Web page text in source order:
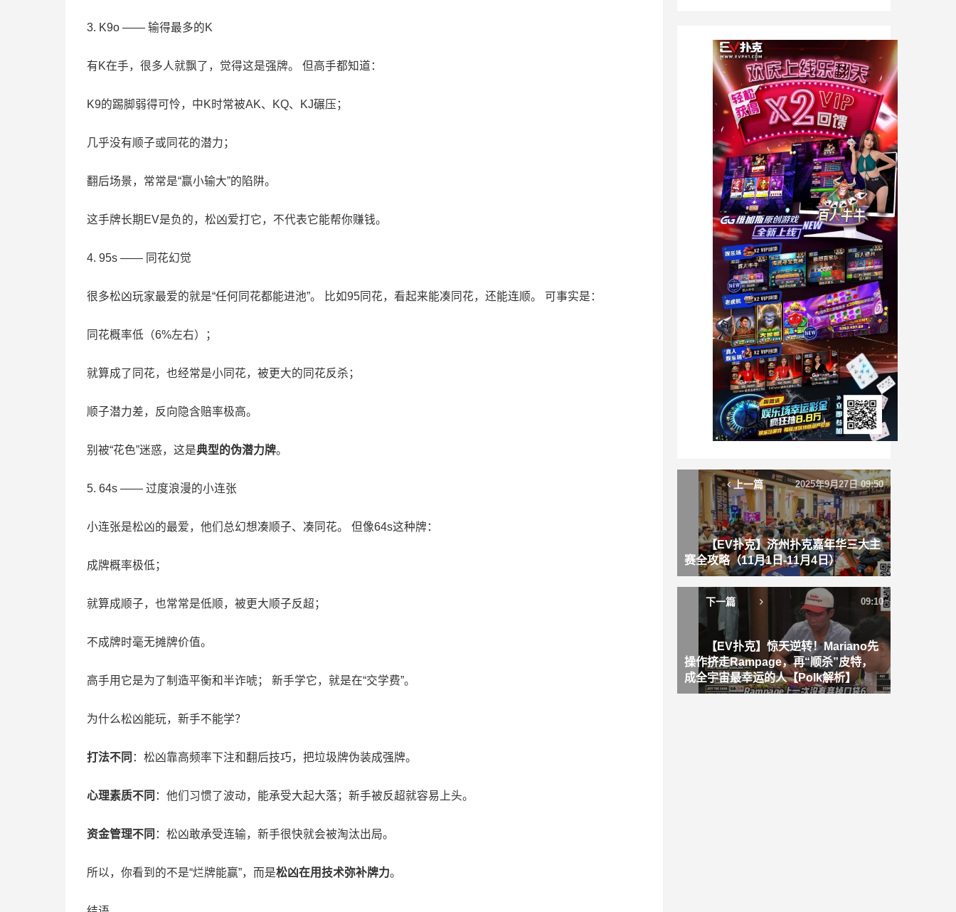
3. K9o —— 输得最多的K
有K在手，很多人就飘了，觉得这是强牌。 但高手都知道：
K9的踢脚弱得可怜，中K时常被AK、KQ、KJ碾压；
几乎没有顺子或同花的潜力；
翻后场景，常常是“赢小输大”的陷阱。
这手牌长期EV是负的，松凶爱打它，不代表它能帮你赚钱。
4. 95s —— 同花幻觉
很多松凶玩家最爱的就是“任何同花都能进池”。 比如95同花，看起来能凑同花，还能连顺。 可事实是：
同花概率低（6%左右）；
就算成了同花，也经常是小同花，被更大的同花反杀；
顺子潜力差，反向隐含赔率极高。
别被“花色”迷惑，这是典型的伪潜力牌。
5. 64s —— 过度浪漫的小连张
小连张是松凶的最爱，他们总幻想凑顺子、凑同花。 但像64s这种牌：
成牌概率极低；
就算成顺子，也常常是低顺，被更大顺子反超；
不成牌时毫无摊牌价值。
高手用它是为了制造平衡和半诈唬； 新手学它，就是在“交学费”。
为什么松凶能玩，新手不能学？
打法不同 ：松凶靠高频率下注和翻后技巧，把垃圾牌伪装成强牌。
心理素质不同 ：他们习惯了波动，能承受大起大落；新手被反超就容易上头。
资金管理不同 ：松凶敢承受连输，新手很快就会被淘汰出局。
所以，你看到的不是“烂牌能赢”，而是松凶在用技术弥补牌力。
上一篇
【EV扑克】济州扑克嘉年华三大主
赛全攻略（11月1日-11月4日）
2025年9月27日 09:50
下一篇
【EV扑克】惊天逆转！Mariano先
操作挤走Rampage，再“顺杀”皮特，
成全宇宙最幸运的人【Polk解析】
09:10